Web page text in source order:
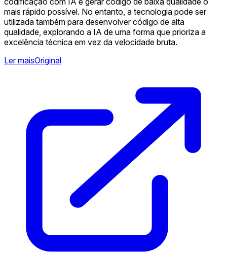
mais rápido possível. No entanto, a tecnologia pode ser
utilizada também para desenvolver código de alta
qualidade, explorando a IA de uma forma que prioriza a
excelência técnica em vez da velocidade bruta.
Ler maisOriginal